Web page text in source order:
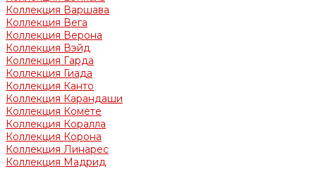
Коллекция Варшава
Коллекция Вега
Коллекция Верона
Коллекция Вэйд
Коллекция Гарда
Коллекция Гиада
Коллекция Канто
Коллекция Карандаши
Коллекция Комете
Коллекция Коралла
Коллекция Корона
Коллекция Линарес
Коллекция Мадрид